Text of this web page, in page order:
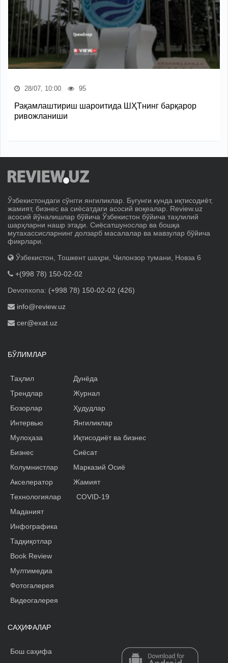
28/07, 10:00 95
Рақамлаштириш шароитида ШҲТнинг барқарор
ривожланиши
Ўзбекистондаги сўнгги янгиликлар. Бугунги кунда иқтисодиёт,
жамият, бизнес ва сиёсатдаги асосий воқеалар. Review.uz
асосий йўналишлар бўйича Ўзбекистон бўйича таҳлилий
шарҳларни нашр этади. Сиёсатшунослар ва бошқа
мутахассисларнинг долзарб масалалар ва мавзулар бўйича
фикрлари.
Ўзбекистон, Тошкент шаҳри, Чилонзор тумани, Новза 6
+(998 78) 150-02-02
Devonxona: (+998 78) 150-02-02 (426)
info@review.uz
cer@exat.uz
БЎЛИМЛАР
Таҳлил
Трендлар
Бозорлар
Интервью
Мулоҳаза
Бизнес
Колумнистлар
Акселератор
Дунёда
Журнал
Ҳудудлар
Янгиликлар
Иқтисодиёт ва бизнес
Сиёсат
Марказий Осиё
Жамият
Технологиялар
Маданият
Инфографика
Тадқиқотлар
Book Review
Мултимедиа
Фотогалерея
Видеогалерея
COVID-19
САҲИФАЛАР
Бош саҳифа